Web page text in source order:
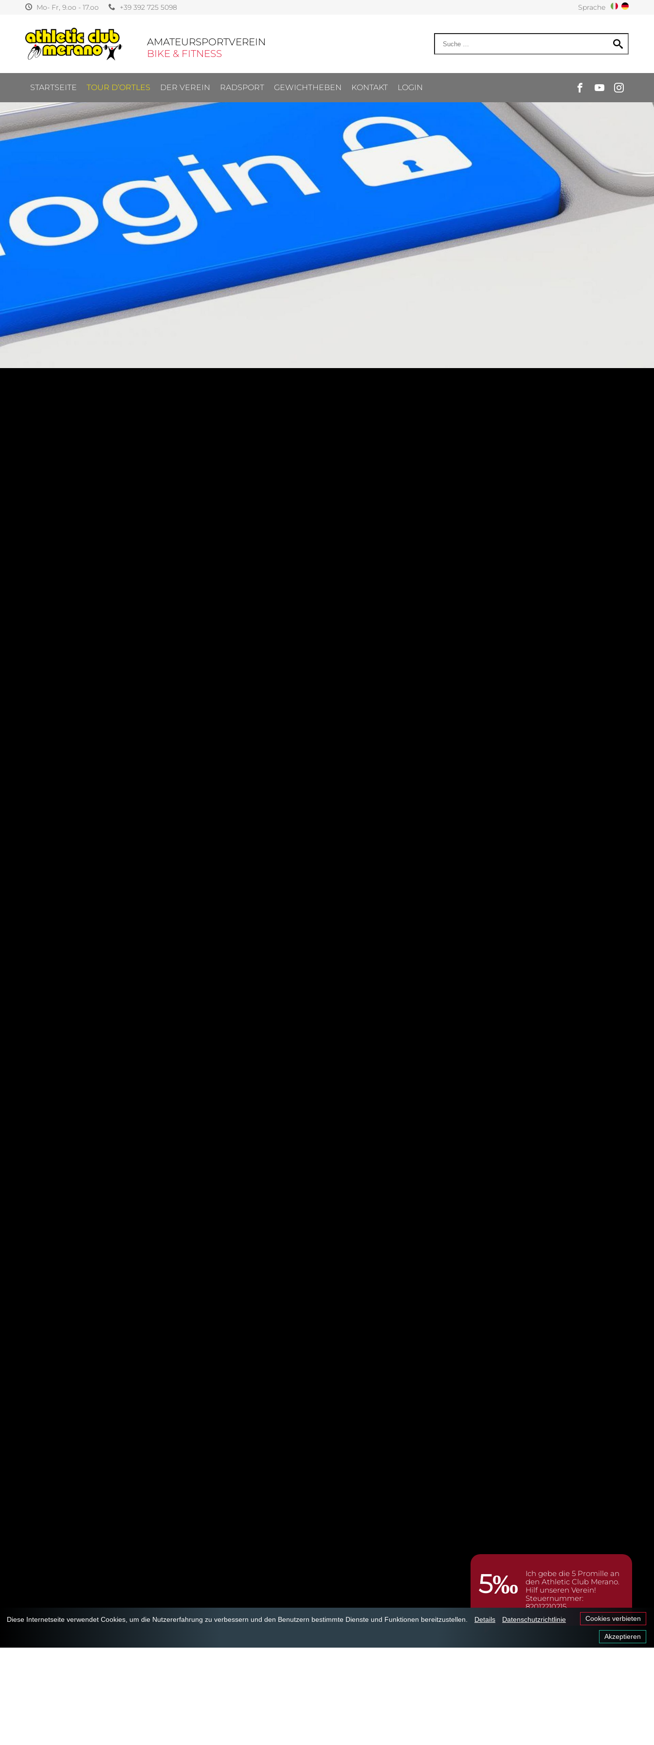
Mo- Fr, 9.oo - 17.oo +39 392 725 5098 Sprache
AMATEURSPORTVEREIN
BIKE & FITNESS
STARTSEITE TOUR D’ORTLES DER VEREIN RADSPORT GEWICHTHEBEN KONTAKT LOGIN
5‰
Ich gebe die 5 Promille an
den Athletic Club Merano.
Hilf unseren Verein!
Steuernummer:
82012210215.
Diese Internetseite verwendet Cookies, um die Nutzererfahrung zu verbessern und den Benutzern bestimmte Dienste und Funktionen bereitzustellen. Details Datenschutzrichtlinie Cookies verbieten
Akzeptieren